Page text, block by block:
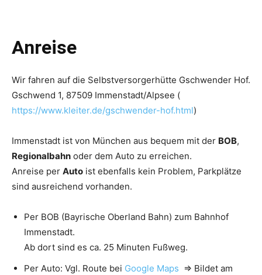
Anreise
Wir fahren auf die Selbstversorgerhütte Gschwender Hof.
Gschwend 1, 87509 Immenstadt/Alpsee (
https://www.kleiter.de/gschwender-hof.html)
Immenstadt ist von München aus bequem mit der BOB,
Regionalbahn oder dem Auto zu erreichen.
Anreise per Auto ist ebenfalls kein Problem, Parkplätze
sind ausreichend vorhanden.
Per BOB (Bayrische Oberland Bahn) zum Bahnhof
Immenstadt.
Ab dort sind es ca. 25 Minuten Fußweg.
Per Auto: Vgl. Route bei Google Maps => Bildet am